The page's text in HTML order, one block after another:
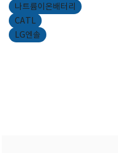
나트륨이온배터리
CATL
LG엔솔